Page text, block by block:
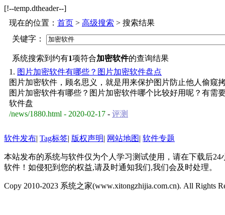
[!--temp.dtheader--]
现在的位置： 首页 > 高级搜索 > 搜索结果
关键字：
系统搜索到约有1项符合加密软件的查询结果
1. 图片加密软件有哪些？图片加密软件盘点
图片加密软件，顾名思义，就是用来保护图片防止他人偷窥
图片加密软件有哪些？图片加密软件哪个比较好用呢？有需
软件盘
/news/1880.html - 2020-02-17 - 评测
软件发布| Tag标签| 版权声明| 网站地图| 软件专题
本站发布的系统与软件仅为个人学习测试使用，请在下载后
软件！如侵犯到您的权益,请及时通知我们,我们会及时处理。
Copy 2010-2023 系统之家(www.xitongzhijia.com.cn). All Rights